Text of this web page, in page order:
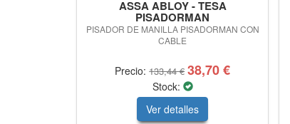
ASSA ABLOY - TESA
PISADORMAN
PISADOR DE MANILLA PISADORMAN CON
CABLE
Precio:133,44 € 38,70 €
Stock:
Ver detalles